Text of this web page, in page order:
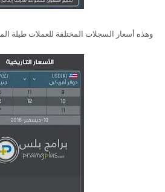
وهذه أسعار السجلات المختلفة للعملات طيلة